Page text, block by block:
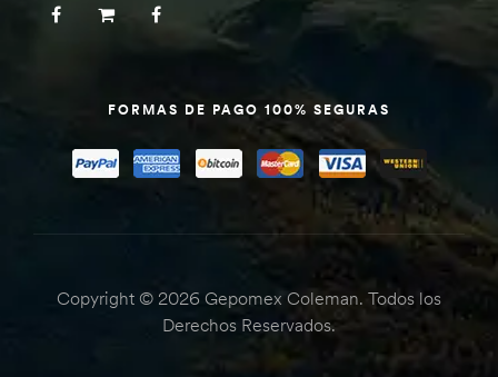
FORMAS DE PAGO 100% SEGURAS
Copyright © 2026 Gepomex Coleman. Todos los
Derechos Reservados.